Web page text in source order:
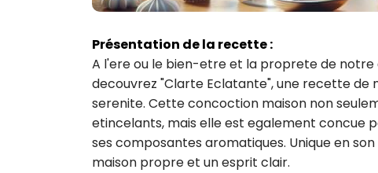
Présentation de la recette :
A l'ere ou le bien-etre et la proprete de notre
decouvrez "Clarte Eclatante", une recette
serenite. Cette concoction maison non
etincelants, mais elle est egalement concue
ses composantes aromatiques. Unique en
maison propre et un esprit clair.